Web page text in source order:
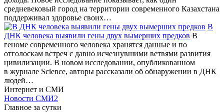
средневековый город на территории современного Казахстана
поддерживал здоровье своих…
В
ДНК человека выявили гены двух вымерших предков В
геноме современного человека хранятся данные и по
отголоскам встреч с давно исчезнувшими ветвями развития
цивилизации. В новом исследовании, опубликованном
в журнале Science, авторы рассказали об обнаружении в ДНК
людей…
Интернет и СМИ
Новости СМИ2
Главное за сутки